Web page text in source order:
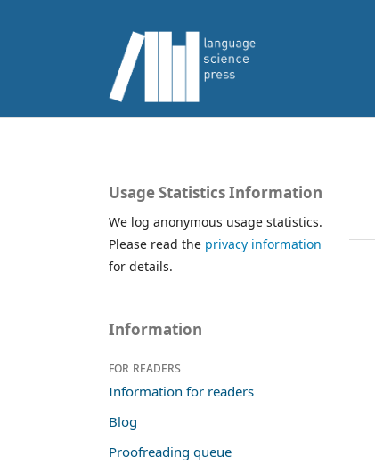
Usage Statistics Information
We log anonymous usage statistics.
Please read the privacy information
for details.
Information
For readers
Information for readers
Blog
Proofreading queue